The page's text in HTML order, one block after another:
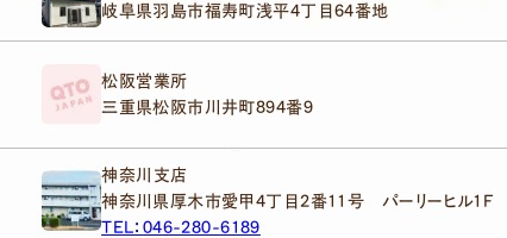
岐阜県羽島市福寿町浅平4丁目64番地
松阪営業所
三重県松阪市川井町894番9
神奈川支店
神奈川県厚木市愛甲4丁目2番11号 パーリーヒル1F
TEL：046-280-6189